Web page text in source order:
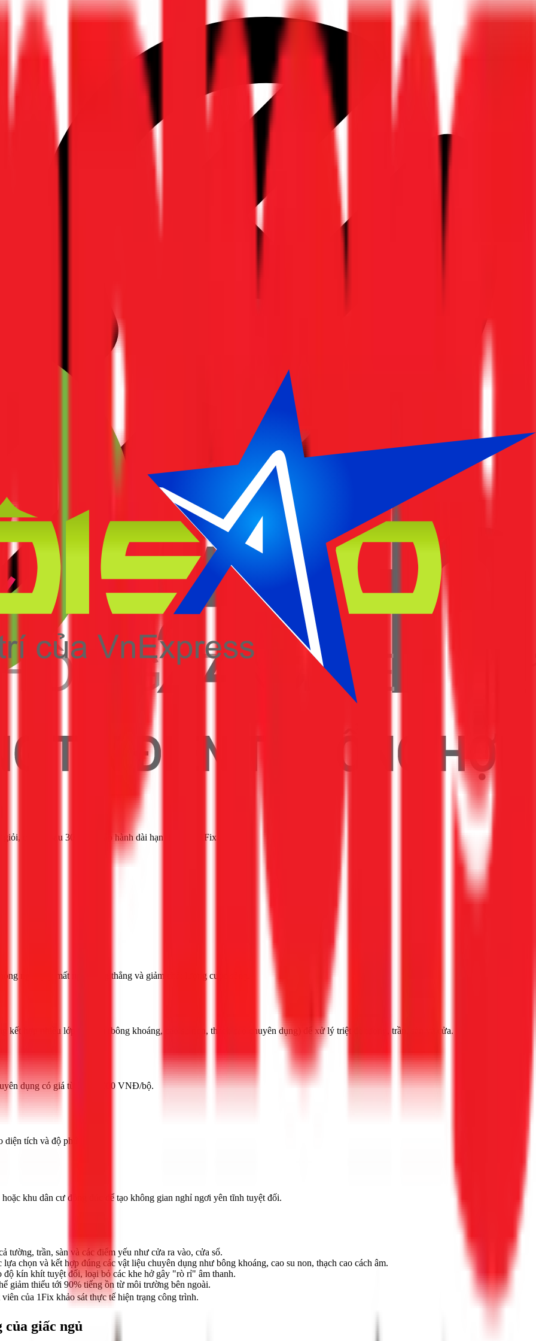
có mặt sau 30 phút, bảo hành dài hạn. Liên hệ 1Fix
ngủ, gây mất ngủ, căng thẳng và giảm chất lượng cuộc sống.
kết hợp nhiều lớp vật liệu (bông khoáng, cao su non, thạch cao chuyên dụng) để xử lý triệt để tường, trần, sàn và cửa.
dụng có giá từ 3.500.000 VNĐ/bộ.
tích và độ phức tạp.
khu dân cư đông đúc để tạo không gian nghỉ ngơi yên tĩnh tuyệt đối.
tường, trần, sàn và các điểm yếu như cửa ra vào, cửa sổ.
chọn và kết hợp đúng các vật liệu chuyên dụng như bông khoáng, cao su non, thạch cao cách âm.
kín khít tuyệt đối, loại bỏ các khe hở gây "rò rỉ" âm thanh.
giảm thiểu tới 90% tiếng ồn từ môi trường bên ngoài.
của 1Fix khảo sát thực tế hiện trạng công trình.
giấc ngủ